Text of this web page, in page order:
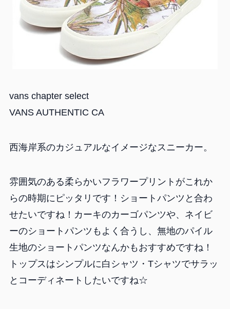
vans chapter select
VANS AUTHENTIC CA
西海岸系のカジュアルなイメージなスニーカー。
雰囲気のある柔らかいフラワープリントがこれか
らの時期にピッタリです！ショートパンツと合わ
せたいですね！カーキのカーゴパンツや、ネイビ
ーのショートパンツもよく合うし、無地のパイル
生地のショートパンツなんかもおすすめですね！
トップスはシンプルに白シャツ・Tシャツでサラッ
とコーディネートしたいですね☆